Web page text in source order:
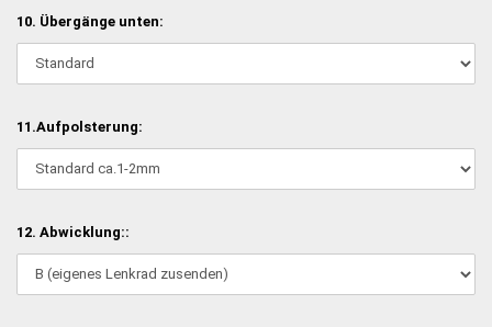
10. Übergänge unten:
11.Aufpolsterung:
12. Abwicklung::